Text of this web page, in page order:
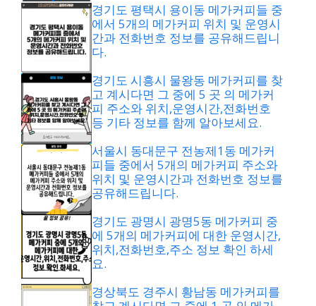
경기도 평택시 용이동 메가커피들 중
에서 5개의 메가커피 위치 및 운영시
간과 전화번호 정보를 공유해드립니
다.
경기도 시흥시 물왕동 메가커피를 찾
고 계시다면 그 중에 5 곳 의 메가커
피 주소와 위치,운영시간,전화번호
등 기타 정보를 함께 알아보세요.
서울시 동대문구 전농제1동 메가커
피들 중에서 5개의 메가커피 주소와
위치 및 운영시간과 전화번호 정보를
공유해드립니다.
경기도 광명시 광명5동 메가커피 중
에 5개의 메가커피에 대한 운영시간,
위치,전화번호,주소 정보 확인 하세
요.
경상북도 경주시 황남동 메가커피를